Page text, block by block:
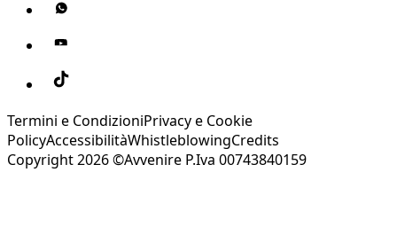
Termini e CondizioniPrivacy e Cookie
PolicyAccessibilitàWhistleblowingCredits
Copyright 2026 ©Avvenire P.Iva 00743840159